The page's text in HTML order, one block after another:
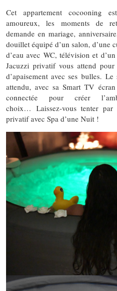
Cet appartement cocooning
amoureux, les moments de
demande en mariage,
douillet équipé d’un salon, d’une
d’eau avec WC, télévision et
Jacuzzi privatif vous attend
d’apaisement avec ses bulles.
attendu, avec sa Smart TV
connectée pour créer
choix… Laissez-vous tenter
privatif avec Spa d’une Nuit !